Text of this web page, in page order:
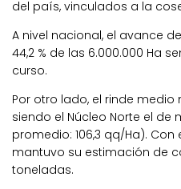
del país, vinculados a la
A nivel nacional, el avance
44,2 % de las 6.000.000 Ha
curso.
Por otro lado, el rinde medio
siendo el Núcleo Norte el de
promedio: 106,3 qq/Ha). Con
mantuvo su estimación de
toneladas.